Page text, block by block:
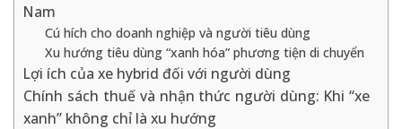
Nam
Cú hích cho doanh nghiệp và người tiêu dùng
Xu hướng tiêu dùng “xanh hóa” phương tiện di chuyển
Lợi ích của xe hybrid đối với người dùng
Chính sách thuế và nhận thức người dùng: Khi “xe
xanh” không chỉ là xu hướng